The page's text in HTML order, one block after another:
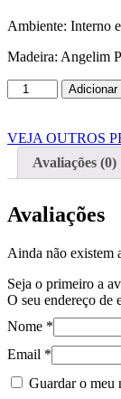
Ambiente: Interno
Madeira: Angelim
Quantidade
de
Maciça
em
Angelim
Pedra
Ref.
Adicionar
VEJA OUTROS
Avaliações (0)
Avaliações
Ainda não existem
Seja o primeiro a
O seu endereço de
Nome *
Email *
Guardar o meu